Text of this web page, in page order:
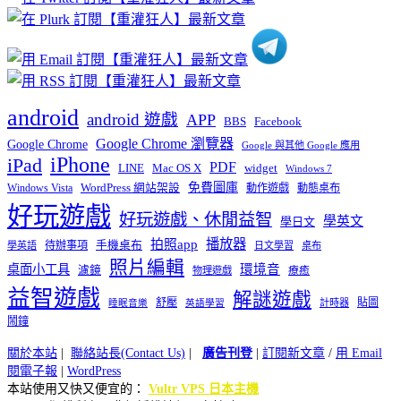
類
android android 遊戲 APP BBS Facebook
Google Chrome Google Chrome 瀏覽器 Google 與其他 Google 應用
iPad iPhone LINE Mac OS X PDF widget Windows 7
Windows Vista WordPress 網站架設 免費圖庫 動作遊戲 動態桌布
好玩遊戲 好玩遊戲、休閒益智 學日文 學英文
學英語 待辦事項 手機桌布 拍照app 播放器 日文學習 桌布
桌面小工具 濾鏡 照片編輯 物理遊戲 環境音 療癒
益智遊戲 睡眠音樂 舒壓 英語學習 解謎遊戲 計時器
貼圖
鬧鐘
關於本站 | 聯絡站長(Contact Us) | 廣告刊登| 訂閱新文章 / 用 Email
閱電子報 | WordPress
本站使用又快又便宜的： Vultr VPS 日本主機